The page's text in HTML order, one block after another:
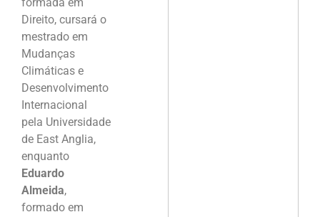
Direito, cursará o
mestrado em
Mudanças
Climáticas e
Desenvolvimento
Internacional
pela Universidade
de East Anglia,
enquanto
Eduardo
Almeida,
formado em